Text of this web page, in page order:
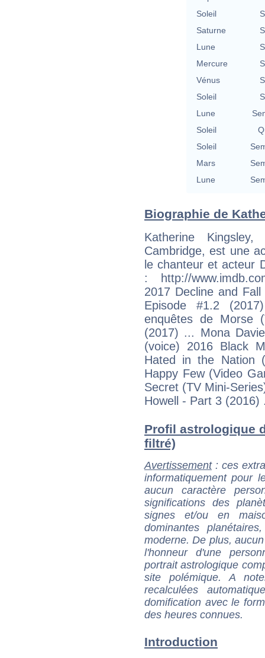
Soleil
Saturne
Lune
Mercure
Vénus
Soleil
Lune
Soleil
Soleil
Mars
Lune
Biographie de
Katherine
Cambridge, est une
le chanteur et acteur
: http://
2017 Decline and
Episode #1.2
enquêtes de Morse
(2017) ... Mona
(voice) 2016 Black
Hated in the Nation
Happy Few (Video
Secret (TV Mini-
Howell - Part 3 (2016)
Profil astrologique
filtré)
Avertissement: ces
informatiquement pour
aucun caractère
significations des
signes et/ou en
dominantes
moderne. De plus,
l'honneur d'une
portrait astrologique
site polémique. A
recalculées
domification avec le
des heures connues.
Introduction